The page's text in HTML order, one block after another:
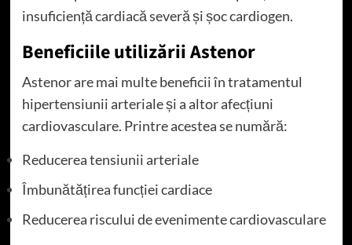
insuficiență cardiacă severă și șoc cardiogen.
Beneficiile utilizării Astenor
Astenor are mai multe beneficii în tratamentul
hipertensiunii arteriale și a altor afecțiuni
cardiovasculare. Printre acestea se numără:
Reducerea tensiunii arteriale
Îmbunătățirea funcției cardiace
Reducerea riscului de evenimente cardiovasculare